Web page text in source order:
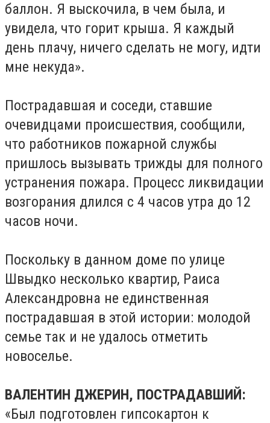
баллон. Я выскочила, в чем была, и
увидела, что горит крыша. Я каждый
день плачу, ничего сделать не могу, идти
мне некуда».
Пострадавшая и соседи, ставшие
очевидцами происшествия, сообщили,
что работников пожарной службы
пришлось вызывать трижды для полного
устранения пожара. Процесс ликвидации
возгорания длился с 4 часов утра до 12
часов ночи.
Поскольку в данном доме по улице
Швыдко несколько квартир, Раиса
Александровна не единственная
пострадавшая в этой истории: молодой
семье так и не удалось отметить
новоселье.
ВАЛЕНТИН ДЖЕРИН, ПОСТРАДАВШИЙ:
«Был подготовлен гипсокартон к